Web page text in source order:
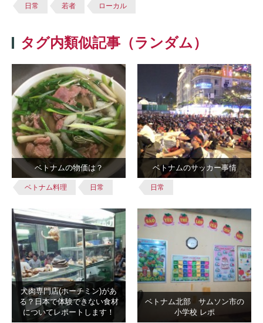
日常 若者 ローカル
タグ内類似記事（ランダム）
ベトナムの物価は？
ベトナム料理 日常
ベトナムのサッカー事情
日常
犬肉専門店(ホーチミン)があ
る？日本で体験できない食材
についてレポートします！
ベトナム北部 サムソン市の
小学校 レポ